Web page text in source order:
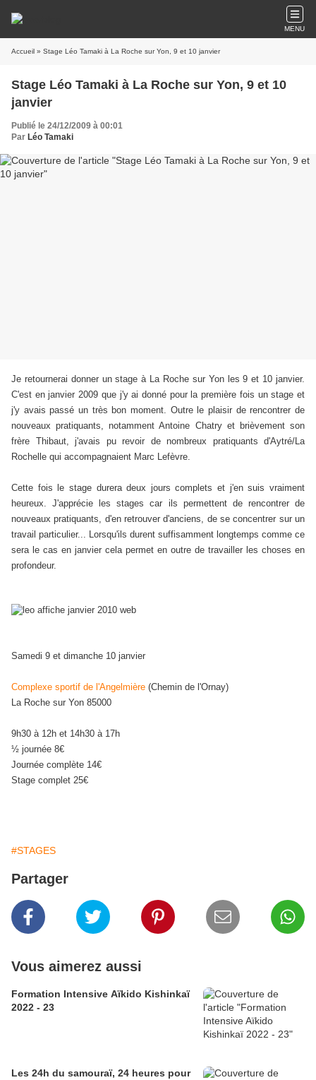
MENU
Accueil » Stage Léo Tamaki à La Roche sur Yon, 9 et 10 janvier
Stage Léo Tamaki à La Roche sur Yon, 9 et 10
janvier
Publié le 24/12/2009 à 00:01
Par Léo Tamaki
Je retournerai donner un stage à La Roche sur Yon les 9 et 10 janvier.
C'est en janvier 2009 que j'y ai donné pour la première fois un stage et
j'y avais passé un très bon moment. Outre le plaisir de rencontrer de
nouveaux pratiquants, notamment Antoine Chatry et brièvement son
frère Thibaut, j'avais pu revoir de nombreux pratiquants d'Aytré/La
Rochelle qui accompagnaient Marc Lefèvre.
Cette fois le stage durera deux jours complets et j'en suis vraiment
heureux. J'apprécie les stages car ils permettent de rencontrer de
nouveaux pratiquants, d'en retrouver d'anciens, de se concentrer sur un
travail particulier... Lorsqu'ils durent suffisamment longtemps comme ce
sera le cas en janvier cela permet en outre de travailler les choses en
profondeur.
Samedi 9 et dimanche 10 janvier
Complexe sportif de l'Angelmière (Chemin de l'Ornay)
La Roche sur Yon 85000
9h30 à 12h et 14h30 à 17h
½ journée 8€
Journée complète 14€
Stage complet 25€
#STAGES
Partager
Vous aimerez aussi
Formation Intensive Aïkido Kishinkaï
2022 - 23
Les 24h du samouraï, 24 heures pour